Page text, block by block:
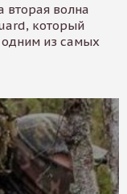
вторая волна
который
из самых